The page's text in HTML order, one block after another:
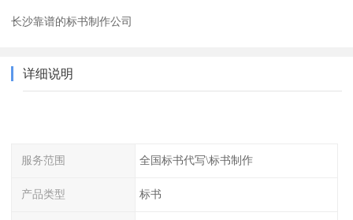
长沙靠谱的标书制作公司
详细说明
服务范围 全国标书代写\标书制作
产品类型 标书